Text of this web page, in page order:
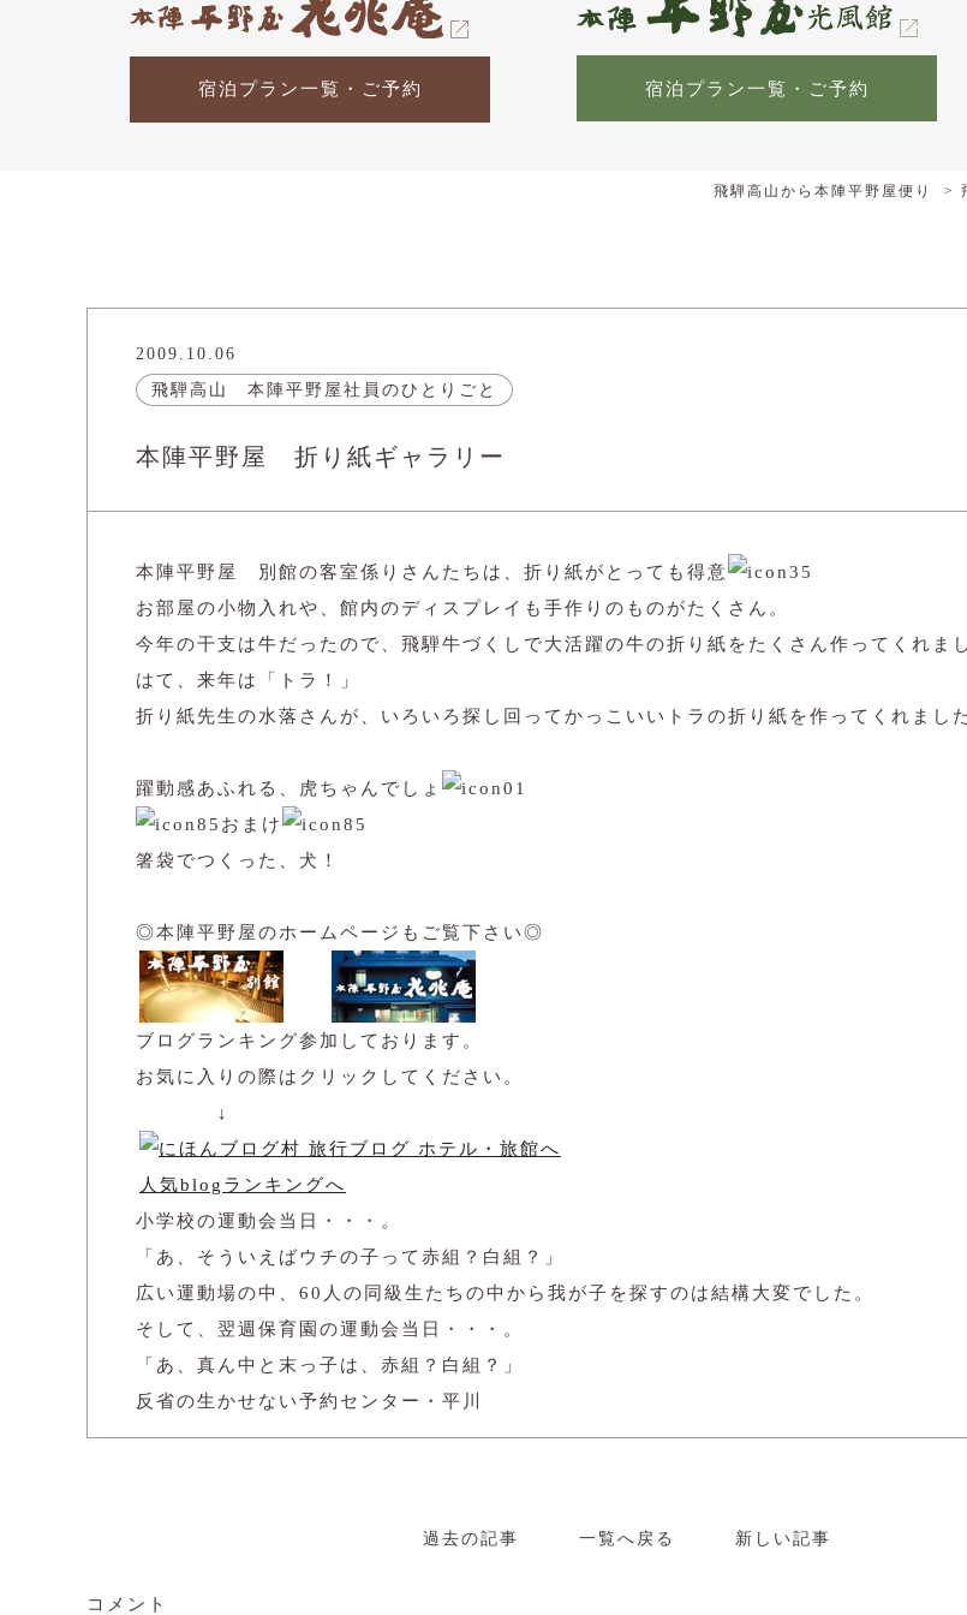
宿泊プラン一覧・ご予約 宿泊プラン一覧・ご予約
飛騨高山から本陣平野屋便り
2009.10.06
飛騨高山 本陣平野屋社員のひとりごと
本陣平野屋 折り紙ギャラリー
本陣平野屋 別館の客室係りさんたちは、折り紙がとっても得意
お部屋の小物入れや、館内のディスプレイも手作りのものがたくさん。
今年の干支は牛だったので、飛騨牛づくしで大活躍の牛の折り紙をたくさん作ってくれま
はて、来年は「トラ！」
折り紙先生の水落さんが、いろいろ探し回ってかっこいいトラの折り紙を作ってくれました
躍動感あふれる、虎ちゃんでしょ
おまけ
箸袋でつくった、犬！
◎本陣平野屋のホームページもご覧下さい◎
ブログランキング参加しております。
お気に入りの際はクリックしてください。
↓
人気blogランキングへ
小学校の運動会当日・・・。
「あ、そういえばウチの子って赤組？白組？」
広い運動場の中、60人の同級生たちの中から我が子を探すのは結構大変でした。
そして、翌週保育園の運動会当日・・・。
「あ、真ん中と末っ子は、赤組？白組？」
反省の生かせない予約センター・平川
過去の記事 一覧へ戻る 新しい記事
コメント